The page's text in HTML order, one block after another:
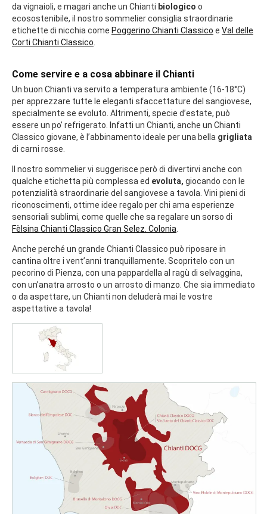
da vignaioli, e magari anche un Chianti biologico o
ecosostenibile, il nostro sommelier consiglia straordinarie
etichette di nicchia come Poggerino Chianti Classico e Val delle
Corti Chianti Classico
Come servire e a cosa abbinare il Chianti
Un buon Chianti va servito a temperatura ambiente (16-18°C)
per apprezzare tutte le eleganti sfaccettature del sangiovese,
specialmente se evoluto. Altrimenti, specie d’estate, può
essere un po’ refrigerato. Infatti un Chianti, anche un Chianti
Classico giovane, è l’abbinamento ideale per una bella grigliata
di carni rosse.
Il nostro sommelier vi suggerisce però di divertirvi anche con
qualche etichetta più complessa ed evoluta, giocando con le
potenzialità straordinarie del sangiovese a tavola. Vini pieni di
riconoscimenti, ottime idee regalo per chi ama esperienze
sensoriali sublimi, come quelle che sa regalare un sorso di
Fèlsina Chianti Classico Gran Selez. Colonia
Anche perché un grande Chianti Classico può riposare in
cantina oltre i vent’anni tranquillamente. Scopritelo con un
pecorino di Pienza, con una pappardella al ragù di selvaggina,
con un’anatra arrosto o un arrosto di manzo. Che sia immediato
o da aspettare, un Chianti non deluderà mai le vostre
aspettative a tavola!